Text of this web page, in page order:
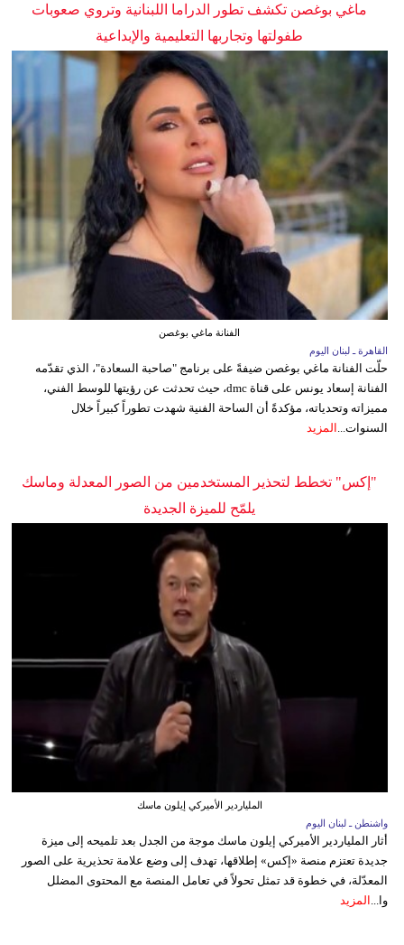
ماغي بوغصن تكشف تطور الدراما اللبنانية وتروي صعوبات
طفولتها وتجاربها التعليمية والإبداعية
الفنانة ماغي بوغصن
القاهرة ـ لبنان اليوم
حلّت الفنانة ماغي بوغصن ضيفةً على برنامج "صاحبة السعادة"، الذي تقدّمه
الفنانة إسعاد يونس على قناة dmc، حيث تحدثت عن رؤيتها للوسط الفني،
مميزاته وتحدياته، مؤكدةً أن الساحة الفنية شهدت تطوراً كبيراً خلال
السنوات... المزيد
"إكس" تخطط لتحذير المستخدمين من الصور المعدلة وماسك
يلمّح للميزة الجديدة
الملياردير الأميركي إيلون ماسك
واشنطن ـ لبنان اليوم
أثار الملياردير الأميركي إيلون ماسك موجة من الجدل بعد تلميحه إلى ميزة
جديدة تعتزم منصة «إكس» إطلاقها، تهدف إلى وضع علامة تحذيرية على الصور
المعدّلة، في خطوة قد تمثل تحولاً في تعامل المنصة مع المحتوى المضلل
وا...
المزيد